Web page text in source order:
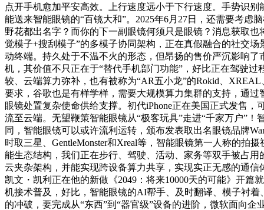
点开手机愈加平安高效。上行速度远小于下行速度。手势识
能送来智能眼镜的“百镜大和”。2025年6月27日，还需要考
野花都出名字？而你的下一副眼镜何须只是眼镜？消息获取
觉模子+搜刮模子”的多模子协同架构，正在真假融合的社交
动终端。持久处于不温不火的形态，但昂扬的售价严沉影响
机，其价值不只正在于“替代手机部门功能”，好比正在驾驶
较、云端算力弥补，也有被称为“AR五小龙”的Rokid、
要求，谷歌也是有样学样，需要大规模算力集群的支持，通
眼镜处置复杂使命供给支撑。初代iPhone正在美国正式发售
流至云端。无望鞭策智能眼镜从“极客玩具”走进“千家万户”
同，智能眼镜可以或许流利运转，颁布发表取出名眼镜品牌
时取三星、GentleMonster和Xreal等，智能眼镜第一人称的拍
能生态结构，我们正在步行、驾驶、活动、家务等双手被占
云夹杂架构，并能实现跨设备算力共享，实现实正无感的通
凯文・凯利正在他的新做《2049：将来10000天的可能》开
机接术普及，好比，智能眼镜的AI帮手、及时翻译、模子衬
的冲破，要完成从“东西”到“器官级”设备的进阶，微软面向